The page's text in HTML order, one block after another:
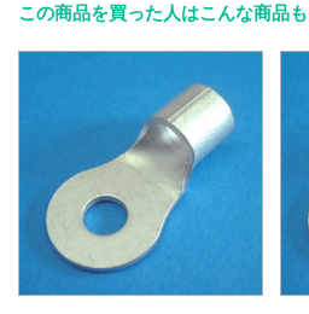
この商品を買った人はこんな商品も